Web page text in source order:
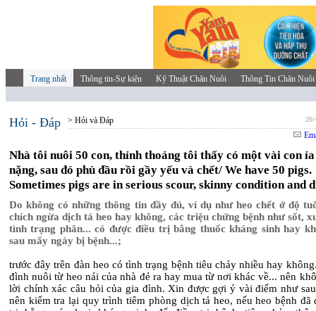
Trang nhất Thông tin-Sự kiện Kỹ Thuật Chăn Nuôi Thông Tin Chăn Nuôi
Hỏi - Đáp > Hỏi và Đáp 20/
Nhà tôi nuôi 50 con, thỉnh thoảng tôi thấy có một vài con
nặng, sau đó phù đầu rồi gầy yếu và chết/ We have 50 pigs.
Sometimes pigs are in serious scour, skinny condition and
Do không có những thông tin đầy đủ, ví dụ như heo chết ở độ
chích ngừa dịch tả heo hay không, các triệu chứng bệnh như sốt,
tình trạng phân... có được điều trị bằng thuốc kháng sinh hay
sau mấy ngày bị bệnh...;
trước đây trên đàn heo có tình trạng bệnh tiêu chảy nhiều hay
đình nuôi từ heo nái của nhà đẻ ra hay mua từ nơi khác về... nên
lời chính xác câu hỏi của gia đình. Xin được gợi ý vài điểm như
nên kiểm tra lại quy trình tiêm phòng dịch tả heo, nếu heo bệnh đã